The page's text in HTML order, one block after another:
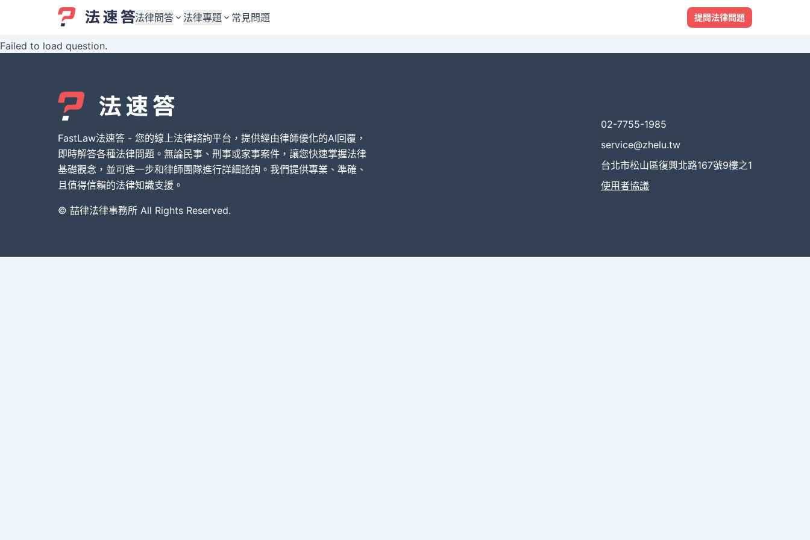
法律問答
婚姻與監護權
債務與債權
刑事犯罪案件
其他案件類型
法律專題
婚姻與監護權
債務與債權
刑事犯罪案件
其他案件類型
常見問題 提問法律問題
Failed to load question.
FastLaw法速答 - 您的線上法律諮詢平台，提供經由律師優化的AI回覆，
即時解答各種法律問題。無論民事、刑事或家事案件，讓您快速掌握法律
基礎觀念，並可進一步和律師團隊進行詳細諮詢。我們提供專業、準確、
且值得信賴的法律知識支援。
© 喆律法律事務所 All Rights Reserved.
02-7755-1985
service@zhelu.tw
台北市松山區復興北路167號9樓之1
使用者協議